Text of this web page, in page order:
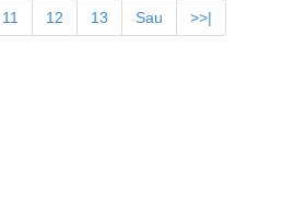
11 12 13 Sau >>|